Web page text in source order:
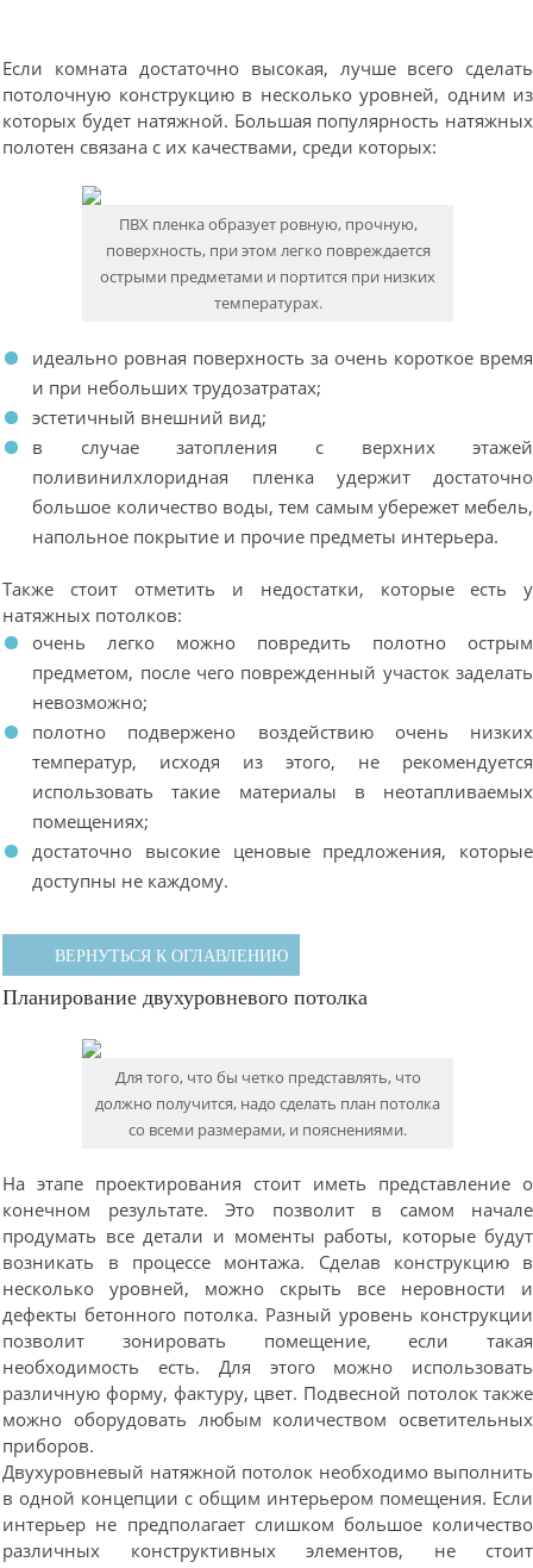
Если комната достаточно высокая, лучше всего сделать
потолочную конструкцию в несколько уровней, одним из
которых будет натяжной. Большая популярность натяжных
полотен связана с их качествами, среди которых:
ПВХ пленка образует ровную, прочную,
поверхность, при этом легко повреждается
острыми предметами и портится при низких
температурах.
идеально ровная поверхность за очень короткое время
и при небольших трудозатратах;
эстетичный внешний вид;
в случае затопления с верхних этажей
поливинилхлоридная пленка удержит достаточно
большое количество воды, тем самым убережет мебель,
напольное покрытие и прочие предметы интерьера.
Также стоит отметить и недостатки, которые есть у
натяжных потолков:
очень легко можно повредить полотно острым
предметом, после чего поврежденный участок заделать
невозможно;
полотно подвержено воздействию очень низких
температур, исходя из этого, не рекомендуется
использовать такие материалы в неотапливаемых
помещениях;
достаточно высокие ценовые предложения, которые
доступны не каждому.
ВЕРНУТЬСЯ К ОГЛАВЛЕНИЮ
Планирование двухуровневого потолка
Для того, что бы четко представлять, что
должно получится, надо сделать план потолка
со всеми размерами, и пояснениями.
На этапе проектирования стоит иметь представление о
конечном результате. Это позволит в самом начале
продумать все детали и моменты работы, которые будут
возникать в процессе монтажа. Сделав конструкцию в
несколько уровней, можно скрыть все неровности и
дефекты бетонного потолка. Разный уровень конструкции
позволит зонировать помещение, если такая
необходимость есть. Для этого можно использовать
различную форму, фактуру, цвет. Подвесной потолок также
можно оборудовать любым количеством осветительных
приборов.
Двухуровневый натяжной потолок необходимо выполнить
в одной концепции с общим интерьером помещения. Если
интерьер не предполагает слишком большое количество
различных конструктивных элементов, не стоит